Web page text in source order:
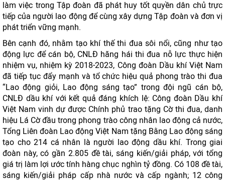
làm việc trong Tập đoàn đã phát huy tốt quyền dân chủ trực
tiếp của người lao động để cùng xây dựng Tập đoàn và đơn vị
phát triển vững mạnh.
Bên cạnh đó, nhằm tạo khí thế thi đua sôi nổi, cũng như tạo
động lực để cán bộ, CNLĐ hăng hái thi đua nỗ lực thực hiện
nhiệm vụ, nhiệm kỳ 2018-2023, Công đoàn Dầu khí Việt Nam
đã tiếp tục đẩy mạnh và tổ chức hiệu quả phong trào thi đua
“Lao động giỏi, Lao động sáng tạo” trong đội ngũ cán bộ,
CNLĐ dầu khí với kết quả đáng khích lệ: Công đoàn Dầu khí
Việt Nam vinh dự được Chính phủ trao tặng Cờ thi đua, danh
hiệu Lá Cờ đầu trong phong trào công nhân lao động cả nước,
Tổng Liên đoàn Lao động Việt Nam tặng Bằng Lao động sáng
tạo cho 214 cá nhân là người lao động dầu khí. Trong giai
đoàn này, có gần 2.805 đề tài, sáng kiến/giải pháp, với tổng
giá trị làm lợi ước tính hàng chục nghìn tỷ đồng. Có 108 đề tài,
sáng kiến/giải pháp cấp nhà nước và cấp ngành; 12 công